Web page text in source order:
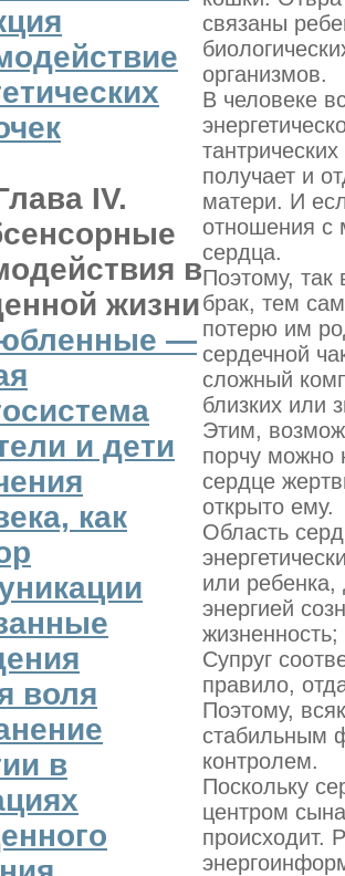
IV.
в
жизни
—
и дети
как
воля
в
связаны
организмов.
В человеке
получает и
матери. И
отношения с
сердца.
Поэтому, так
брак, тем
потерю им
сердечной
сложный
близких или
Этим,
порчу можно
сердце
открыто ему.
Область
или ребенка,
энергией
Супруг
правило,
Поэтому,
стабильным
контролем.
Поскольку
центром
происходит.